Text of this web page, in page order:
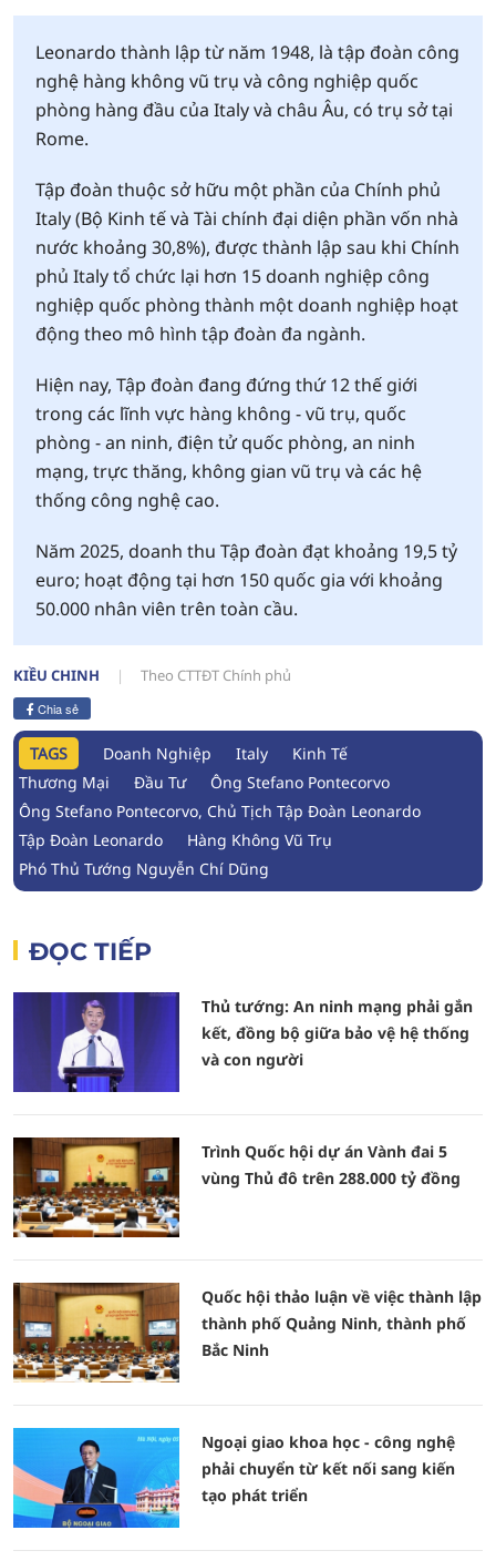
Leonardo thành lập từ năm 1948, là tập đoàn công
nghệ hàng không vũ trụ và công nghiệp quốc
phòng hàng đầu của Italy và châu Âu, có trụ sở tại
Rome.
Tập đoàn thuộc sở hữu một phần của Chính phủ
Italy (Bộ Kinh tế và Tài chính đại diện phần vốn nhà
nước khoảng 30,8%), được thành lập sau khi Chính
phủ Italy tổ chức lại hơn 15 doanh nghiệp công
nghiệp quốc phòng thành một doanh nghiệp hoạt
động theo mô hình tập đoàn đa ngành.
Hiện nay, Tập đoàn đang đứng thứ 12 thế giới
trong các lĩnh vực hàng không - vũ trụ, quốc
phòng - an ninh, điện tử quốc phòng, an ninh
mạng, trực thăng, không gian vũ trụ và các hệ
thống công nghệ cao.
Năm 2025, doanh thu Tập đoàn đạt khoảng 19,5 tỷ
euro; hoạt động tại hơn 150 quốc gia với khoảng
50.000 nhân viên trên toàn cầu.
KIỀU CHINH Theo CTTĐT Chính phủ
Chia sẻ
TAGS Doanh Nghiệp Italy
Kinh Tế
Thương Mại
Đầu Tư
Ông Stefano Pontecorvo
Ông Stefano Pontecorvo, Chủ Tịch Tập Đoàn Leonardo
Tập Đoàn Leonardo
Hàng Không Vũ Trụ
Phó Thủ Tướng Nguyễn Chí Dũng
ĐỌC TIẾP
Thủ tướng: An ninh mạng phải gắn
kết, đồng bộ giữa bảo vệ hệ thống
và con người
Trình Quốc hội dự án Vành đai 5
vùng Thủ đô trên 288.000 tỷ đồng
Quốc hội thảo luận về việc thành lập
thành phố Quảng Ninh, thành phố
Bắc Ninh
Ngoại giao khoa học - công nghệ
phải chuyển từ kết nối sang kiến
tạo phát triển